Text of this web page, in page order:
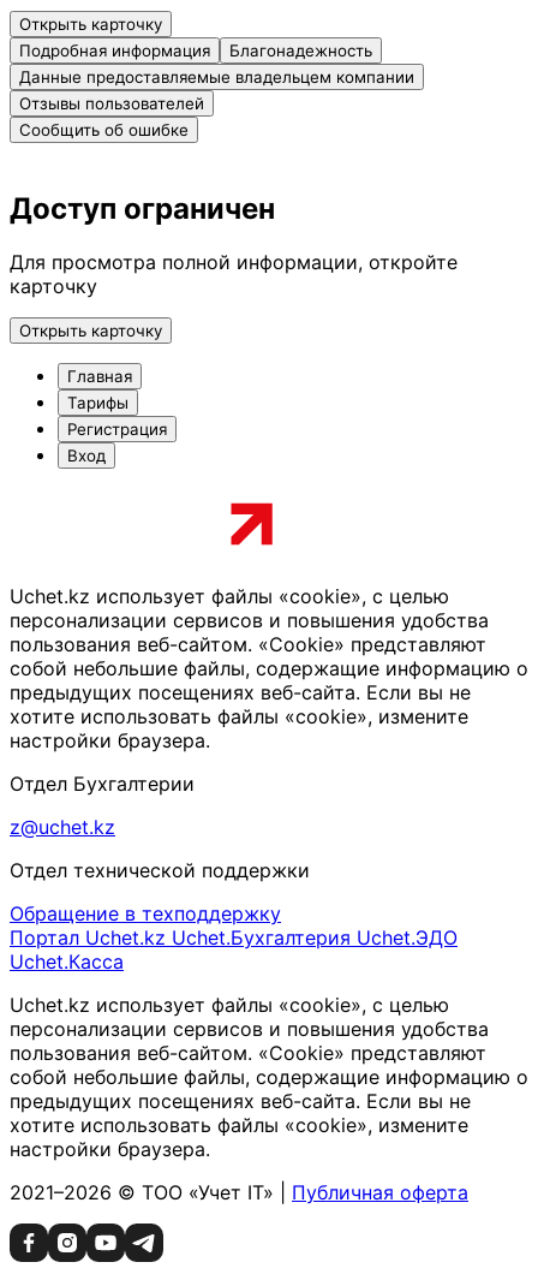
Открыть карточку
Подробная информация
Благонадежность
Данные предоставляемые владельцем компании
Отзывы пользователей
Сообщить об ошибке
Доступ ограничен
Для просмотра полной информации, откройте
карточку
Открыть карточку
Главная
Тарифы
Регистрация
Вход
Uchet.kz использует файлы «cookie», с целью
персонализации сервисов и повышения удобства
пользования веб-сайтом. «Cookie» представляют
собой небольшие файлы, содержащие информацию о
предыдущих посещениях веб-сайта. Если вы не
хотите использовать файлы «cookie», измените
настройки браузера.
Отдел Бухгалтерии
z@uchet.kz
Отдел технической поддержки
Обращение в техподдержку
Портал Uchet.kz Uchet.Бухгалтерия Uchet.ЭДО
Uchet.Касса
Uchet.kz использует файлы «cookie», с целью
персонализации сервисов и повышения удобства
пользования веб-сайтом. «Cookie» представляют
собой небольшие файлы, содержащие информацию о
предыдущих посещениях веб-сайта. Если вы не
хотите использовать файлы «cookie», измените
настройки браузера.
2021–2026 © ТОО «Учет IT» | Публичная оферта